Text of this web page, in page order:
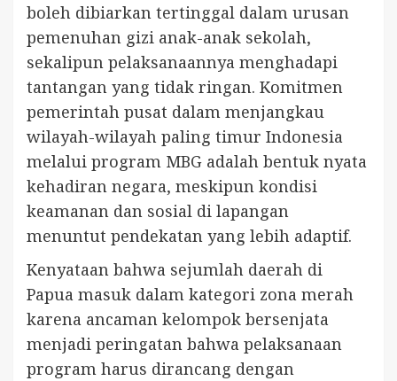
boleh dibiarkan tertinggal dalam urusan
pemenuhan gizi anak-anak sekolah,
sekalipun pelaksanaannya menghadapi
tantangan yang tidak ringan. Komitmen
pemerintah pusat dalam menjangkau
wilayah-wilayah paling timur Indonesia
melalui program MBG adalah bentuk nyata
kehadiran negara, meskipun kondisi
keamanan dan sosial di lapangan
menuntut pendekatan yang lebih adaptif.
Kenyataan bahwa sejumlah daerah di
Papua masuk dalam kategori zona merah
karena ancaman kelompok bersenjata
menjadi peringatan bahwa pelaksanaan
program harus dirancang dengan